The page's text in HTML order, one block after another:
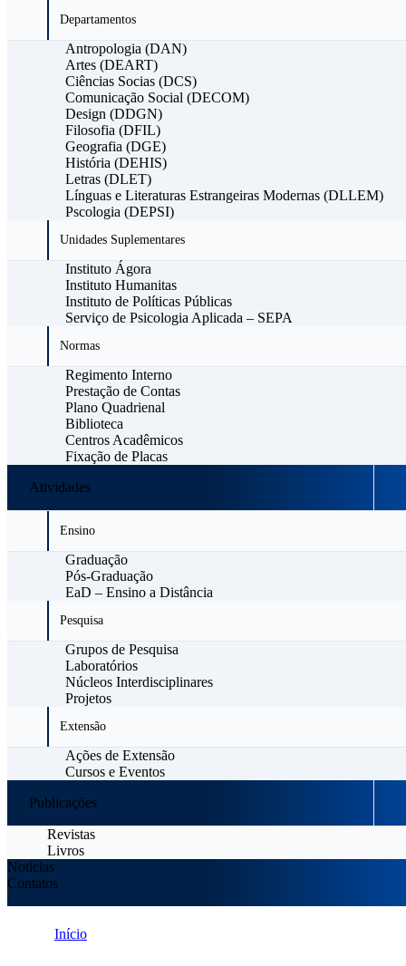
Departamentos
Antropologia (DAN)
Artes (DEART)
Ciências Socias (DCS)
Comunicação Social (DECOM)
Design (DDGN)
Filosofia (DFIL)
Geografia (DGE)
História (DEHIS)
Letras (DLET)
Línguas e Literaturas Estrangeiras Modernas (DLLEM)
Pscologia (DEPSI)
Unidades Suplementares
Instituto Ágora
Instituto Humanitas
Instituto de Políticas Públicas
Serviço de Psicologia Aplicada – SEPA
Normas
Regimento Interno
Prestação de Contas
Plano Quadrienal
Biblioteca
Centros Acadêmicos
Fixação de Placas
Atividades
Ensino
Graduação
Pós-Graduação
EaD – Ensino a Distância
Pesquisa
Grupos de Pesquisa
Laboratórios
Núcleos Interdisciplinares
Projetos
Extensão
Ações de Extensão
Cursos e Eventos
Publicações
Revistas
Livros
Notícias
Contatos
Início